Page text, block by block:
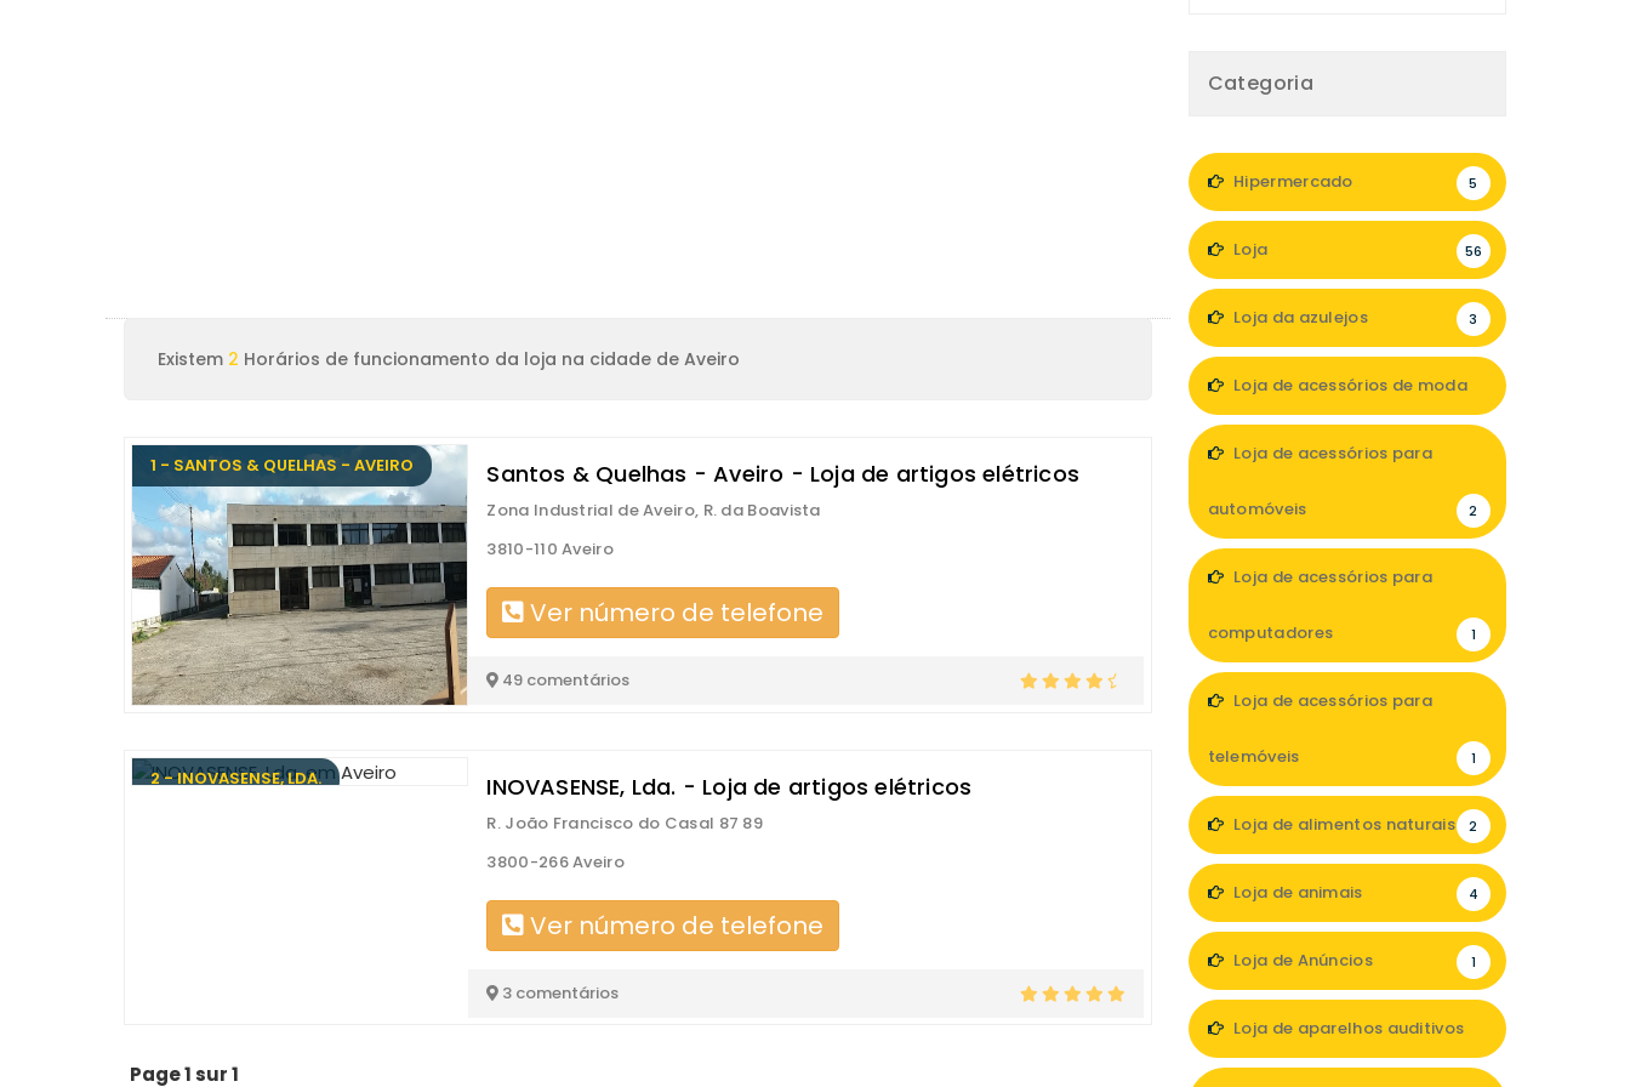
Existem 2 Horários de funcionamento da loja na cidade de Aveiro
1 - SANTOS & QUELHAS - AVEIRO Santos & Quelhas - Aveiro - Loja de artigos elétricos
Zona Industrial de Aveiro, R. da Boavista
3810-110 Aveiro
Ver número de telefone
49 comentários
2 - INOVASENSE, LDA. INOVASENSE, Lda. - Loja de artigos elétricos
R. João Francisco do Casal 87 89
3800-266 Aveiro
Ver número de telefone
3 comentários
Page 1 sur 1
Categoria
Hipermercado 5
Loja 56
Loja da azulejos 3
Loja de acessórios de moda
Loja de acessórios para
automóveis 2
Loja de acessórios para
computadores 1
Loja de acessórios para
telemóveis 1
Loja de alimentos naturais 2
Loja de animais 4
Loja de Anúncios 1
Loja de aparelhos auditivos